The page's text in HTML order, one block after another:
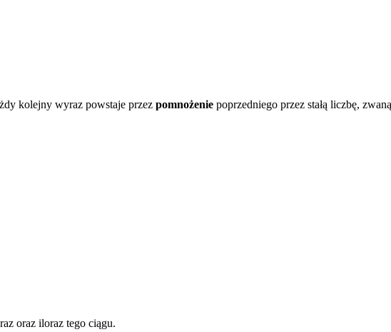
kolejny wyraz powstaje przez pomnożenie poprzedniego przez stałą liczbę, zwaną
oraz iloraz tego ciągu.